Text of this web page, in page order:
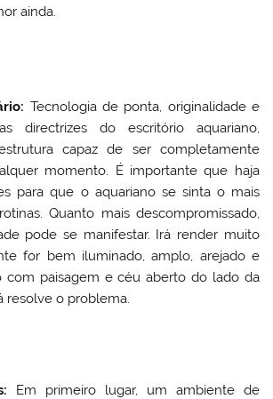
ainda.
Tecnologia de ponta, originalidade e
directrizes do escritório aquariano,
capaz de ser completamente
momento. É importante que haja
para que o aquariano se sinta o mais
Quanto mais descompromissado,
pode se manifestar. Irá render muito
for bem iluminado, amplo, arejado e
com paisagem e céu aberto do lado da
resolve o problema.
Em primeiro lugar, um ambiente de